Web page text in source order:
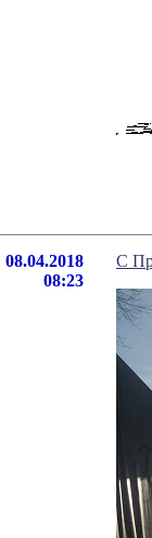
08.04.2018
08:23
C